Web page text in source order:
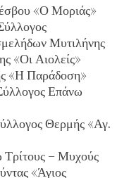
«Ο Μοριάς»
Μυτιλήνης
«Οι Αιολείς»
«Η Παράδοση»
Επάνω
Θερμής «Αγ.
Τρίτους – Μυχούς
«Άγιος